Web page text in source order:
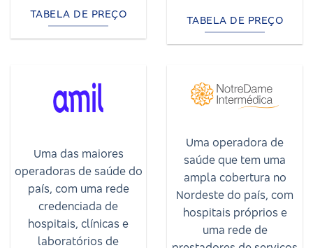
TABELA DE PREÇO TABELA DE PREÇO
Uma das maiores
operadoras de saúde do
país, com uma rede
credenciada de
hospitais, clínicas e
laboratórios de
Uma operadora de
saúde que tem uma
ampla cobertura no
Nordeste do país, com
hospitais próprios e
uma rede de